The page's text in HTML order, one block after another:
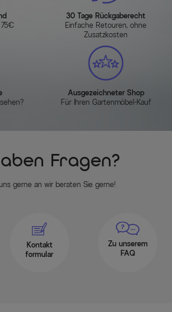
75€
30 Tage Rückgaberecht
Einfache Retouren, ohne
Zusatzkosten
Ausgezeichneter Shop
Für Ihren Gartenmöbel-Kauf
Fragen?
gerne an wir beraten Sie gerne!
Kontakt
formular
Zu unserem
FAQ